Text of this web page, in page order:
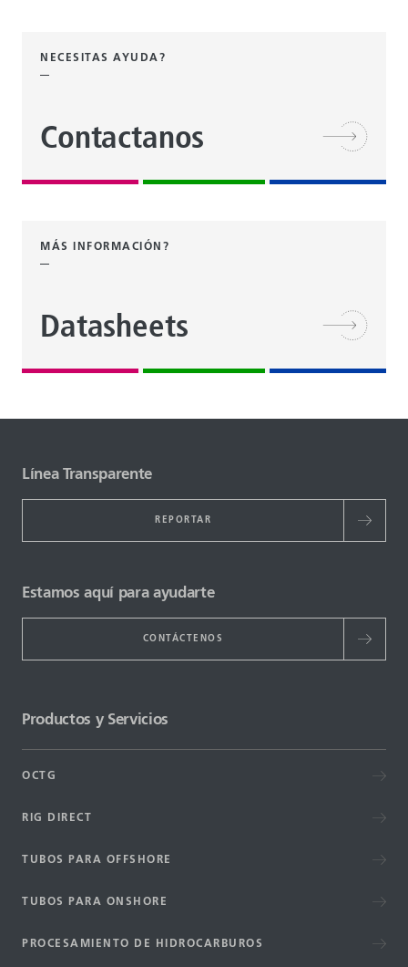
NECESITAS AYUDA?
Contactanos
MÁS INFORMACIÓN?
Datasheets
Línea Transparente
REPORTAR
Estamos aquí para ayudarte
CONTÁCTENOS
Productos y Servicios
OCTG
RIG DIRECT
TUBOS PARA OFFSHORE
TUBOS PARA ONSHORE
PROCESAMIENTO DE HIDROCARBUROS